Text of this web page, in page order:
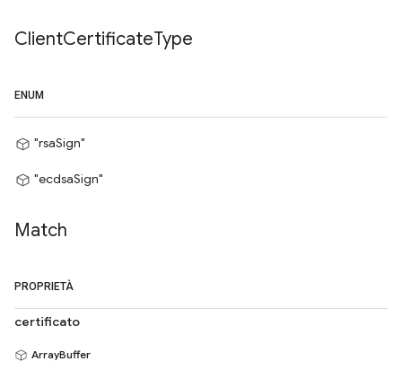
ClientCertificateType
ENUM
"rsaSign"
"ecdsaSign"
Match
PROPRIETÀ
certificato
ArrayBuffer